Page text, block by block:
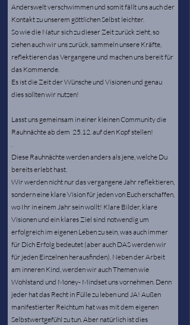
Anderswelt verschwimmen und somit fällt uns auch der
Kontakt zu unserem göttlichen Selbst leichter.
So wie die Natur sich zu dieser Zeit zurück zieht, so
ziehen auch wir uns zurück, sammeln unsere Kräfte,
reflektieren das Vergangene und machen uns bereit für
das Kommende.
Es ist die Zeit der Wünsche und Visionen und genau
dies sollten wir nutzen!
Lasst uns gemeinsam in einer kleinen Community die
Rauhnächte ab dem 25.12. auf den Kopf stellen!
.​
Diese Rauhnächte werden anders als jene, welche Du
bereits erlebt hast.
Wir werden nicht nur das vergangene Jahr reflektieren,
sondern eine klare Vision für jeden von Euch erschaffen,
wo Ihr in einem Jahr sein wollt! Klare Bilder, klare
Visionen und ein klares Ziel sind notwendig um
erfolgreich im eigenen Leben zu sein, was auch immer
für Dich Erfolg bedeutet (aber auch DAS werden wir
für jeden Einzelnen herausfinden). Neben der Arbeit
am inneren Kind, werden wir auch Themen wie
Wohlstand und Money- Mindset uns vornehmen. Denn
jeder hat das Recht in Fülle zu leben und JA! Außen
manifestierter Reichtum hat was mit dem eigenen
Selbstwertgefühl zu tun. Aber natürlich ist dies